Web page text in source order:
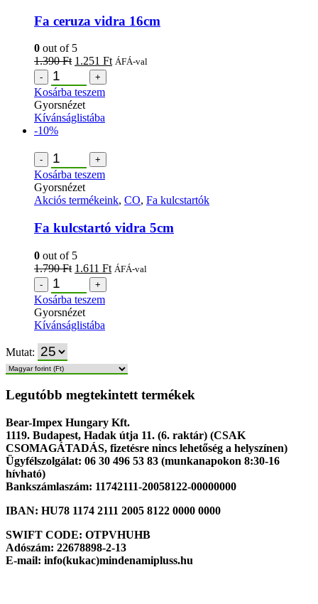
Fa ceruza vidra 16cm
0 out of 5
1.390Ft 1.251 Ft ÁFÁ-val
-
+
Kosárba teszem
Gyorsnézet
Kívánságlistába
-10%
- +
Kosárba teszem
Gyorsnézet
Akciós termékeink, CO, Fa kulcstartók
Fa kulcstartó vidra 5cm
0 out of 5
1.790Ft 1.611 Ft ÁFÁ-val
-
+
Kosárba teszem
Gyorsnézet
Kívánságlistába
Mutat:
Legutóbb megtekintett termékek
Bear-Impex Hungary Kft.
1119. Budapest, Hadak útja 11. (6. raktár) (CSAK
CSOMAGÁTADÁS, fizetésre nincs lehetőség a helyszínen)
Ügyfélszolgálat: 06 30 496 53 83 (munkanapokon 8:30-16
hívható)
Bankszámlaszám: 11742111-20058122-00000000
IBAN: HU78 1174 2111 2005 8122 0000 0000
SWIFT CODE: OTPVHUHB
Adószám: 22678898-2-13
E-mail: info(kukac)mindenamipluss.hu